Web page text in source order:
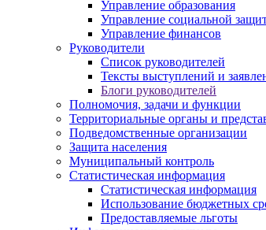
Управление образования
Управление социальной
Управление финансов
Руководители
Список руководителей
Тексты выступлений и
Блоги руководителей
Полномочия, задачи и функции
Территориальные органы и
Подведомственные организации
Защита населения
Муниципальный контроль
Статистическая информация
Статистическая информация
Использование бюджетных
Предоставляемые льготы